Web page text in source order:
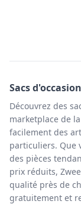
Sacs
Découvrez des
marketplace de
facilement des
particuliers. Que
des pièces
prix réduits,
qualité près de
gratuitement et